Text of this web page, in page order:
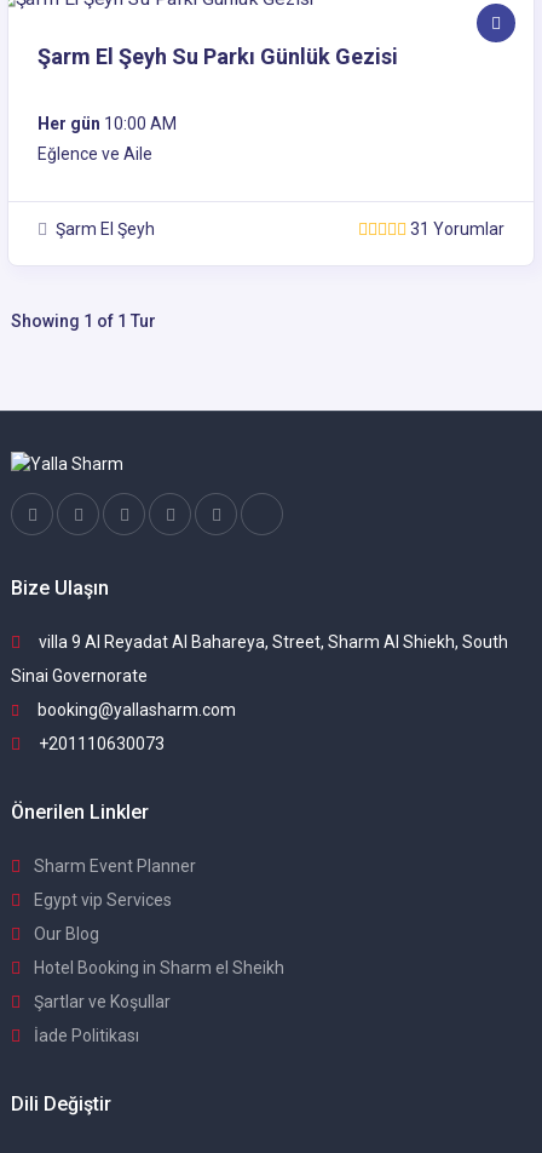
Şarm El Şeyh Su Parkı Günlük Gezisi
Her gün 10:00 AM
Eğlence ve Aile
Şarm El Şeyh 31 Yorumlar
Showing 1 of 1 Tur
Bize Ulaşın
villa 9 Al Reyadat Al Bahareya, Street, Sharm Al Shiekh, South
Sinai Governorate
booking@yallasharm.com
+201110630073
Önerilen Linkler
Sharm Event Planner
Egypt vip Services
Our Blog
Hotel Booking in Sharm el Sheikh
Şartlar ve Koşullar
İade Politikası
Dili Değiştir